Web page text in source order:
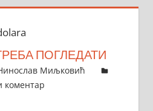
ПОГЛЕДАТИ
Миљковић
коментар